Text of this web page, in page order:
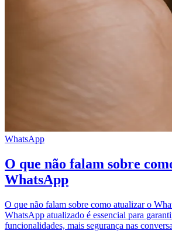
WhatsApp
O que não falam sobre
WhatsApp
O que não falam sobre como atualizar o
WhatsApp atualizado é essencial para
funcionalidades, mais segurança nas